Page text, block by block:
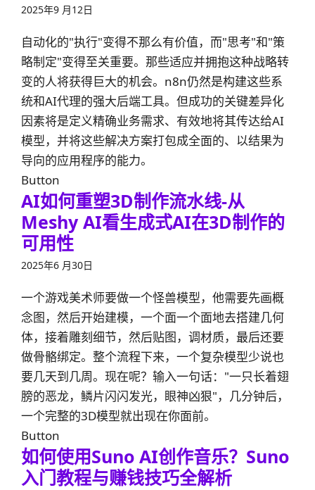
2025年9 月12日
自动化的"执行"变得不那么有价值，而"思考"和"策
略制定"变得至关重要。那些适应并拥抱这种战略转
变的人将获得巨大的机会。n8n仍然是构建这些系
统和AI代理的强大后端工具。但成功的关键差异化
因素将是定义精确业务需求、有效地将其传达给AI
模型，并将这些解决方案打包成全面的、以结果为
导向的应用程序的能力。
Button
AI如何重塑3D制作流水线-从
Meshy AI看生成式AI在3D制作的
可用性
2025年6 月30日
一个游戏美术师要做一个怪兽模型，他需要先画概
念图，然后开始建模，一个面一个面地去搭建几何
体，接着雕刻细节，然后贴图，调材质，最后还要
做骨骼绑定。整个流程下来，一个复杂模型少说也
要几天到几周。现在呢？输入一句话："一只长着翅
膀的恶龙，鳞片闪闪发光，眼神凶狠"，几分钟后，
一个完整的3D模型就出现在你面前。
Button
如何使用Suno AI创作音乐？Suno
入门教程与赚钱技巧全解析